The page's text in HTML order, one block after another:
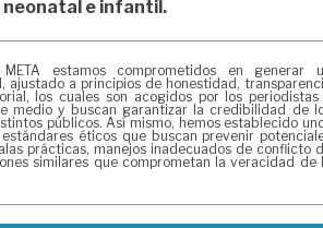
neonatal e infantil.
META estamos comprometidos en generar
ajustado a principios de honestidad,
los cuales son acogidos por los periodistas
medio y buscan garantizar la credibilidad de
públicos. Así mismo, hemos establecido
éticos que buscan prevenir
prácticas, manejos inadecuados de conflicto
similares que comprometan la veracidad de